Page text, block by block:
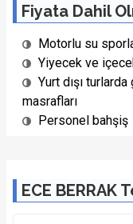
Fiyata Dahil
Motorlu su
Yiyecek ve
Yurt dışı
masrafları
Personel bahşiş
ECE BERRAK